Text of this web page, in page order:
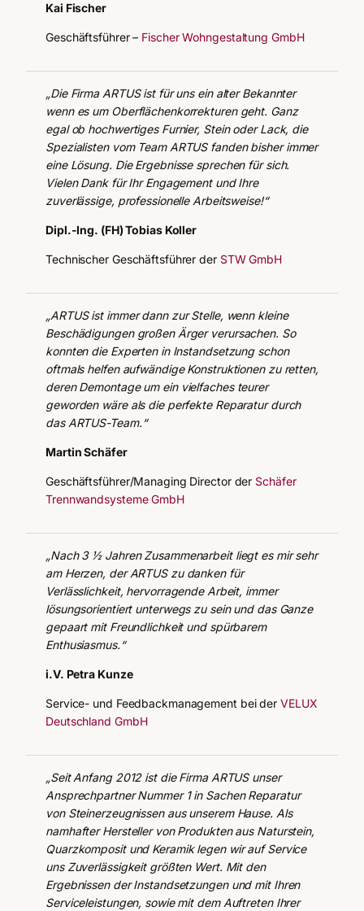
Kai Fischer
Geschäftsführer – Fischer Wohngestaltung GmbH
„Die Firma ARTUS ist für uns ein alter Bekannter
wenn es um Oberflächenkorrekturen geht. Ganz
egal ob hochwertiges Furnier, Stein oder Lack, die
Spezialisten vom Team ARTUS fanden bisher immer
eine Lösung. Die Ergebnisse sprechen für sich.
Vielen Dank für Ihr Engagement und Ihre
zuverlässige, professionelle Arbeitsweise!“
Dipl.-Ing. (FH) Tobias Koller
Technischer Geschäftsführer der STW GmbH
„ARTUS ist immer dann zur Stelle, wenn kleine
Beschädigungen großen Ärger verursachen. So
konnten die Experten in Instandsetzung schon
oftmals helfen aufwändige Konstruktionen zu retten,
deren Demontage um ein vielfaches teurer
geworden wäre als die perfekte Reparatur durch
das ARTUS-Team.“
Martin Schäfer
Geschäftsführer/Managing Director der Schäfer
Trennwandsysteme GmbH
„Nach 3 ½ Jahren Zusammenarbeit liegt es mir sehr
am Herzen, der ARTUS zu danken für
Verlässlichkeit, hervorragende Arbeit, immer
lösungsorientiert unterwegs zu sein und das Ganze
gepaart mit Freundlichkeit und spürbarem
Enthusiasmus.“
i.V. Petra Kunze
Service- und Feedbackmanagement bei der VELUX
Deutschland GmbH
„Seit Anfang 2012 ist die Firma ARTUS unser
Ansprechpartner Nummer 1 in Sachen Reparatur
von Steinerzeugnissen aus unserem Hause. Als
namhafter Hersteller von Produkten aus Naturstein,
Quarzkomposit und Keramik legen wir auf Service
uns Zuverlässigkeit größten Wert. Mit den
Ergebnissen der Instandsetzungen und mit Ihren
Serviceleistungen, sowie mit dem Auftreten Ihrer